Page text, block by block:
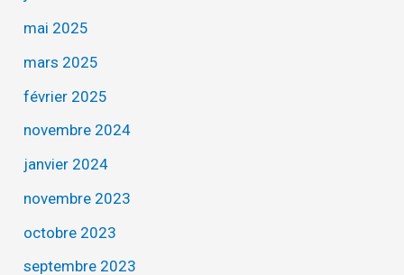
mai 2025
mars 2025
février 2025
novembre 2024
janvier 2024
novembre 2023
octobre 2023
septembre 2023